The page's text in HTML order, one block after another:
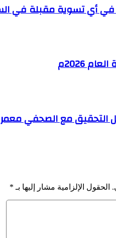
أي تسوية مقبلة في
2026م
مع الصحفي معمر
الحقول الإلزامية مشار إليها بـ *